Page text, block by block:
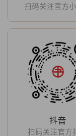
扫码关注官方
抖音
扫码关注官方